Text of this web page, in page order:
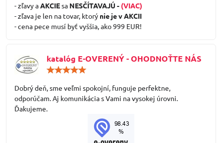
- zľavy a AKCIEsa NESČÍTAVAJÚ - (VIAC)
- zľava je len na tovar, ktorý nie je v AKCII
- cena pece musí byť vyššia, ako 999 EUR!
katalóg E-OVERENÝ - OHODNOŤTE NÁS
5
Dobrý deň, sme veľmi spokojní, funguje perfektne,
odporúčam. Aj komunikácia s Vami na vysokej úrovni.
Ďakujeme.